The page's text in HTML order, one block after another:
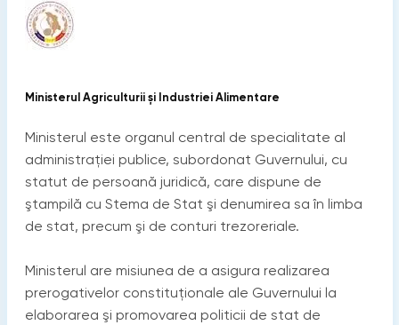
Ministerul Agriculturii și Industriei Alimentare
Ministerul este organul central de specialitate al
administraţiei publice, subordonat Guvernului, cu
statut de persoană juridică, care dispune de
ştampilă cu Stema de Stat şi denumirea sa în limba
de stat, precum şi de conturi trezoreriale.
Ministerul are misiunea de a asigura realizarea
prerogativelor constituţionale ale Guvernului la
elaborarea şi promovarea politicii de stat de